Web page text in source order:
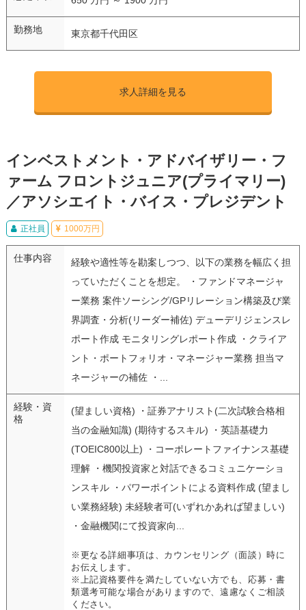
勤務地 東京都千代田区
求人詳細を見る
インベストメント・アドバイザリー・フ
ァーム フロントジュニア(プライマリー)
／アソシエイト・バイス・プレジデント
正社員 1000万円
仕事内容
経験や適性等を勘案しつつ、以下の業務を幅広く担
っていただくことを想定。 ・ファンドマネージャ
ー業務 案件ソーシング/GPリレーション構築及び業
界調査・分析(リーダー補佐) デューデリジェンスレ
ポート作成 モニタリングレポート作成 ・クライア
ント・ポートフォリオ・マネージャー業務 担当マ
ネージャーの補佐 ・...
経験・資
格
(望ましい資格) ・証券アナリスト(二次試験合格相
当の金融知識) (期待するスキル) ・英語基礎力
(TOEIC800以上) ・コーポレートファイナンス基礎
理解 ・機関投資家と対話できるコミュニケーショ
ンスキル ・パワーポイントによる資料作成 (望まし
い業務経験) 未経験者可(いずれかあれば望ましい)
・金融機関にて投資家向...
※更なる詳細事項は、カウンセリング（面談）時に
お伝えします。
※上記資格要件を満たしていない方でも、応募・書
類選考可能な場合がありますので、遠慮なくご相談
ください。